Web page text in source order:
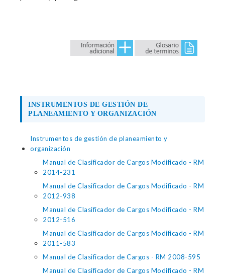
INSTRUMENTOS DE GESTIÓN DE
PLANEAMIENTO Y ORGANIZACIÓN
Instrumentos de gestión de planeamiento y
organización
Manual de Clasificador de Cargos Modificado - RM
2014-231
Manual de Clasificador de Cargos Modificado - RM
2012-938
Manual de Clasificador de Cargos Modificado - RM
2012-516
Manual de Clasificador de Cargos Modificado - RM
2011-583
Manual de Clasificador de Cargos - RM 2008-595
Manual de Clasificador de Cargos Modificado - RM